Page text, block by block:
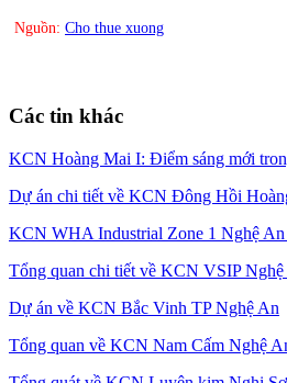
Nguồn: Cho thue xuong
Các tin khác
KCN Hoàng Mai I: Điểm sáng mới
Dự án chi tiết về KCN Đông Hồi
KCN WHA Industrial Zone 1 Nghệ
Tổng quan chi tiết về KCN VSIP Nghệ
Dự án về KCN Bắc Vinh TP Nghệ An
Tổng quan về KCN Nam Cấm Nghệ